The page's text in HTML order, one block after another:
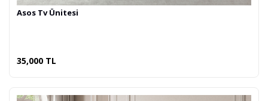
Asos Tv Ünitesi
35,000 TL